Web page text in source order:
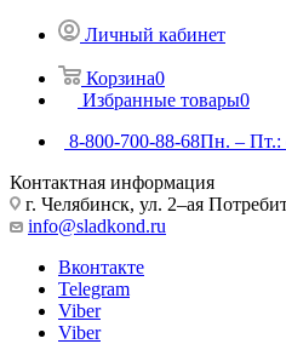
Личный кабинет
Корзина0
Избранные товары0
8-800-700-88-68Пн. – Пт.:
Контактная информация
г. Челябинск, ул. 2–ая
info@sladkond.ru
Вконтакте
Telegram
Viber
Viber